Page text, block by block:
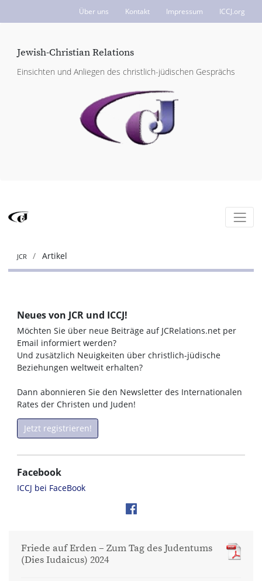
Über uns Kontakt Impressum ICCJ.org
Jewish-Christian Relations
Einsichten und Anliegen des christlich-jüdischen Gesprächs
JCR Artikel
Neues von JCR und ICCJ!
Möchten Sie über neue Beiträge auf JCRelations.net per
Email informiert werden?
Und zusätzlich Neuigkeiten über christlich-jüdische
Beziehungen weltweit erhalten?
Dann abonnieren Sie den Newsletter des Internationalen
Rates der Christen und Juden!
Jetzt registrieren!
Facebook
ICCJ bei FaceBook
Friede auf Erden – Zum Tag des Judentums
(Dies Iudaicus) 2024